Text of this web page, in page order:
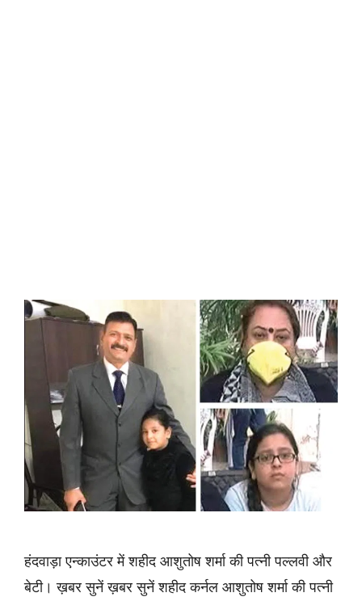
हंदवाड़ा एन्काउंटर में शहीद आशुतोष शर्मा की पत्नी पल्लवी और
बेटी। ख़बर सुनें ख़बर सुनें शहीद कर्नल आशुतोष शर्मा की पत्नी